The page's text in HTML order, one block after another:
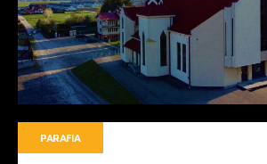
PARAFIA